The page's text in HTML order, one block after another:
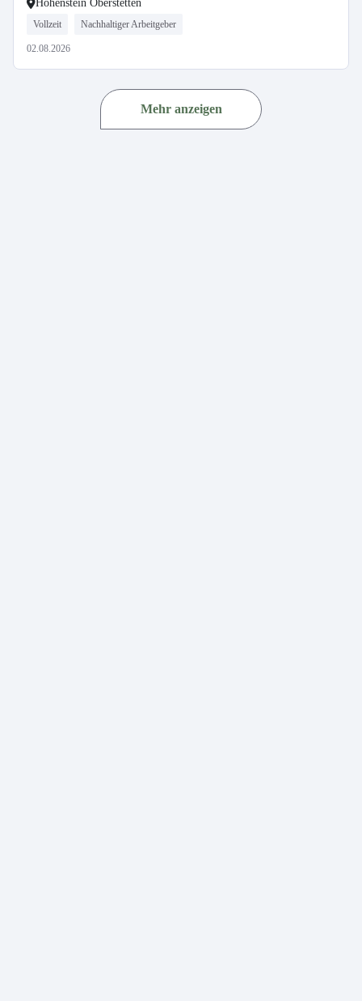
Hohenstein Oberstetten
Vollzeit Nachhaltiger Arbeitgeber
02.08.2026
Mehr anzeigen